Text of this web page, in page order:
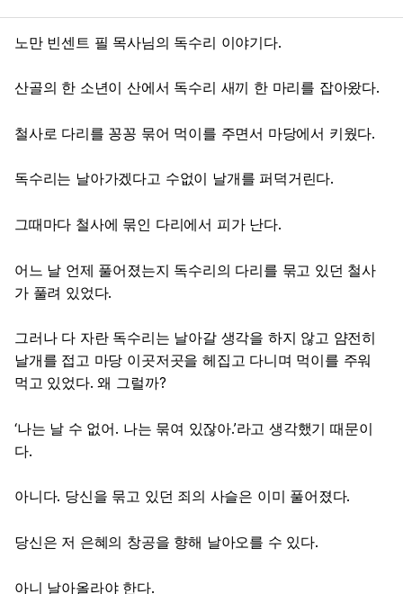
노만 빈센트 필 목사님의 독수리 이야기다.
산골의 한 소년이 산에서 독수리 새끼 한 마리를 잡아왔다.
철사로 다리를 꽁꽁 묶어 먹이를 주면서 마당에서 키웠다.
독수리는 날아가겠다고 수없이 날개를 퍼덕거린다.
그때마다 철사에 묶인 다리에서 피가 난다.
어느 날 언제 풀어졌는지 독수리의 다리를 묶고 있던 철사
가 풀려 있었다.
그러나 다 자란 독수리는 날아갈 생각을 하지 않고 얌전히
날개를 접고 마당 이곳저곳을 헤집고 다니며 먹이를 주워
먹고 있었다. 왜 그럴까?
‘나는 날 수 없어. 나는 묶여 있잖아.’라고 생각했기 때문이
다.
아니다. 당신을 묶고 있던 죄의 사슬은 이미 풀어졌다.
당신은 저 은혜의 창공을 향해 날아오를 수 있다.
아니 날아올라야 한다.